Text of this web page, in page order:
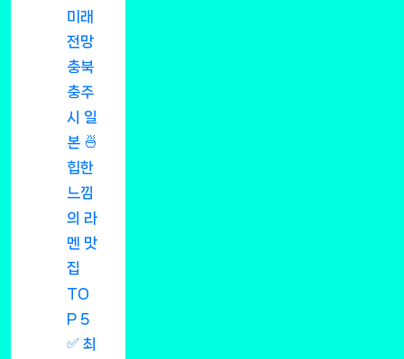
미래
전망
충북
충주
시 일
본 🍜
힙한
느낌
의 라
멘 맛
집
TO
P 5
✅ 최